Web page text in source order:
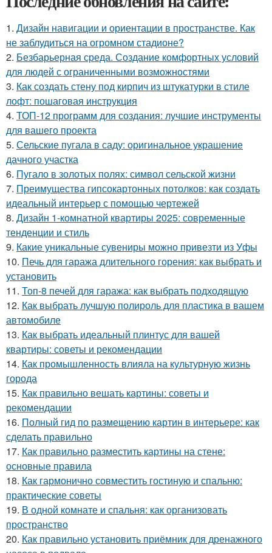
1. Дизайн навигации и ориентации в пространстве. Как
не заблудиться на огромном стадионе?
2. Безбарьерная среда. Создание комфортных условий
для людей с ограниченными возможностями
3. Как создать стену под кирпич из штукатурки в стиле
лофт: пошаговая инструкция
4. ТОП-12 программ для создания: лучшие инструменты
для вашего проекта
5. Сельские пугала в саду: оригинальное украшение
дачного участка
6. Пугало в золотых полях: символ сельской жизни
7. Преимущества гипсокартонных потолков: как создать
идеальный интерьер с помощью чертежей
8. Дизайн 1-комнатной квартиры 2025: современные
тенденции и стиль
9. Какие уникальные сувениры можно привезти из Уфы
10. Печь для гаража длительного горения: как выбрать и
установить
11. Топ-8 печей для гаража: как выбрать подходящую
12. Как выбрать лучшую полироль для пластика в вашем
автомобиле
13. Как выбрать идеальный плинтус для вашей
квартиры: советы и рекомендации
14. Как промышленность влияла на культурную жизнь
города
15. Как правильно вешать картины: советы и
рекомендации
16. Полный гид по размещению картин в интерьере: как
сделать правильно
17. Как правильно разместить картины на стене:
основные правила
18. Как гармонично совместить гостиную и спальню:
практические советы
19. В одной комнате и спальня: как организовать
пространство
20. Как правильно установить приёмник для дренажного